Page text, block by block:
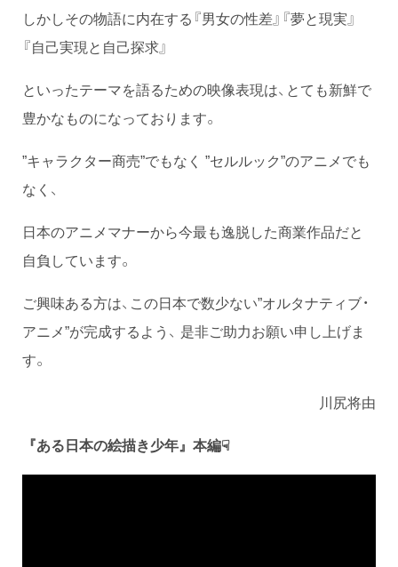
しかしその物語に内在する『男女の性差』『夢と現実』
『自己実現と自己探求』
といったテーマを語るための映像表現は、とても新鮮で
豊かなものになっております。
”キャラクター商売”でもなく ”セルルック”のアニメでも
なく、
日本のアニメマナーから今最も逸脱した商業作品だと
自負しています。
ご興味ある方は、この日本で数少ない”オルタナティブ・
アニメ”が完成するよう、 是非ご助力お願い申し上げま
す。
川尻将由
『ある日本の絵描き少年』本編☟